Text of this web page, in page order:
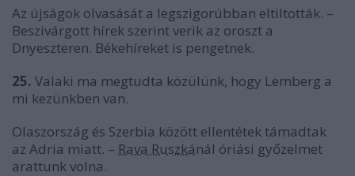
Az újságok olvasását a legszigorúbban eltiltották. –
Beszivárgott hírek szerint verik az oroszt a
Dnyeszteren. Békehíreket is pengetnek.
25. Valaki ma megtudta közülünk, hogy Lemberg a
mi kezünkben van.
Olaszország és Szerbia között ellentétek támadtak
az Adria miatt. – Rava Ruszkánál óriási győzelmet
arattunk volna.